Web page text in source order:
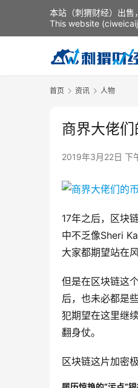
首页 资讯 人物
商界大佬
2019年3月22日 下
17年之后，区块
中不乏像Sheri
大家都期望站在
但是在区块链这
后，也未必都是
犯期望在这里继
翻身仗。
区块链这片加密
本站（刺猬财经）出
This website